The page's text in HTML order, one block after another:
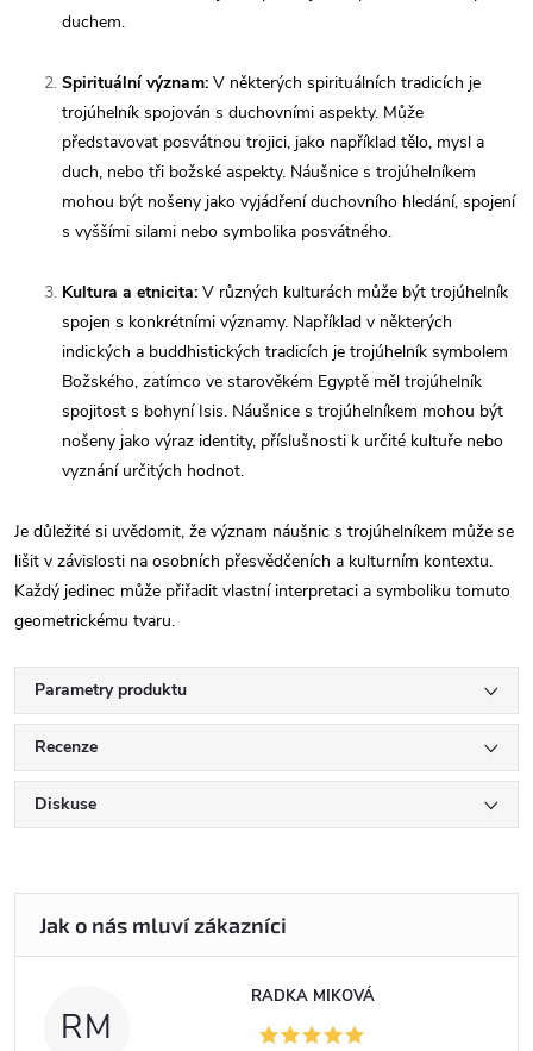
duchem.
Spirituální význam: V některých spirituálních tradicích je
trojúhelník spojován s duchovními aspekty. Může
představovat posvátnou trojici, jako například tělo, mysl a
duch, nebo tři božské aspekty. Náušnice s trojúhelníkem
mohou být nošeny jako vyjádření duchovního hledání, spojení
s vyššími silami nebo symbolika posvátného.
Kultura a etnicita: V různých kulturách může být trojúhelník
spojen s konkrétními významy. Například v některých
indických a buddhistických tradicích je trojúhelník symbolem
Božského, zatímco ve starověkém Egyptě měl trojúhelník
spojitost s bohyní Isis. Náušnice s trojúhelníkem mohou být
nošeny jako výraz identity, příslušnosti k určité kultuře nebo
vyznání určitých hodnot.
Je důležité si uvědomit, že význam náušnic s trojúhelníkem může se
lišit v závislosti na osobních přesvědčeních a kulturním kontextu.
Každý jedinec může přiřadit vlastní interpretaci a symboliku tomuto
geometrickému tvaru.
Parametry produktu
Recenze
Diskuse
RM
RADKA MIKOVÁ